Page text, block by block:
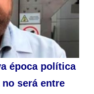
época política
será entre